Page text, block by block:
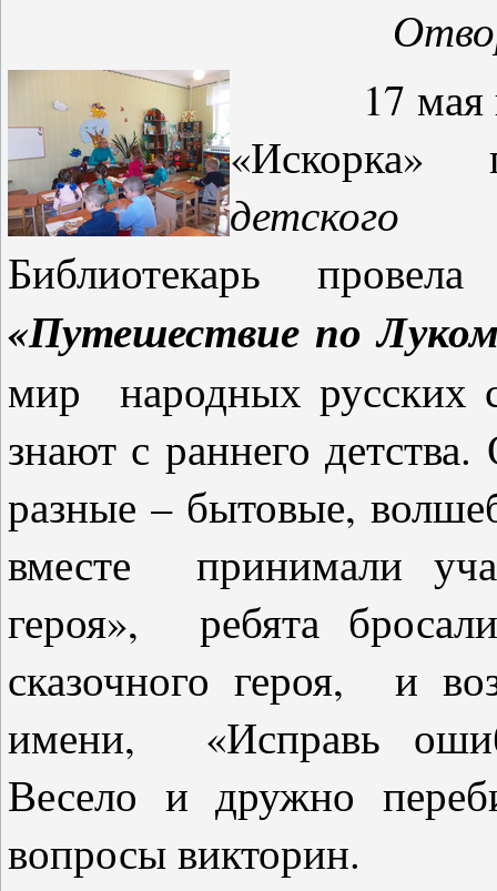
17 мая в
детского
Библиотекарь
«Путешествие по
мир народных русских
знают с раннего
разные – бытовые,
вместе принимали
героя», ребята
сказочного героя, и
имени, «Исправь
Весело и дружно
вопросы викторин.